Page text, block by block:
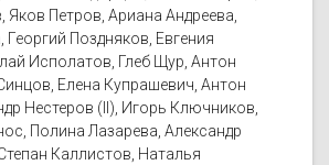
Яков Петров, Ариана Андреева,
Поздняков, Евгения
Исполатов, Глеб Щур, Антон
Елена Купрашевич, Антон
Нестеров (II), Игорь Ключников,
Полина Лазарева, Александр
Каллистов, Наталья